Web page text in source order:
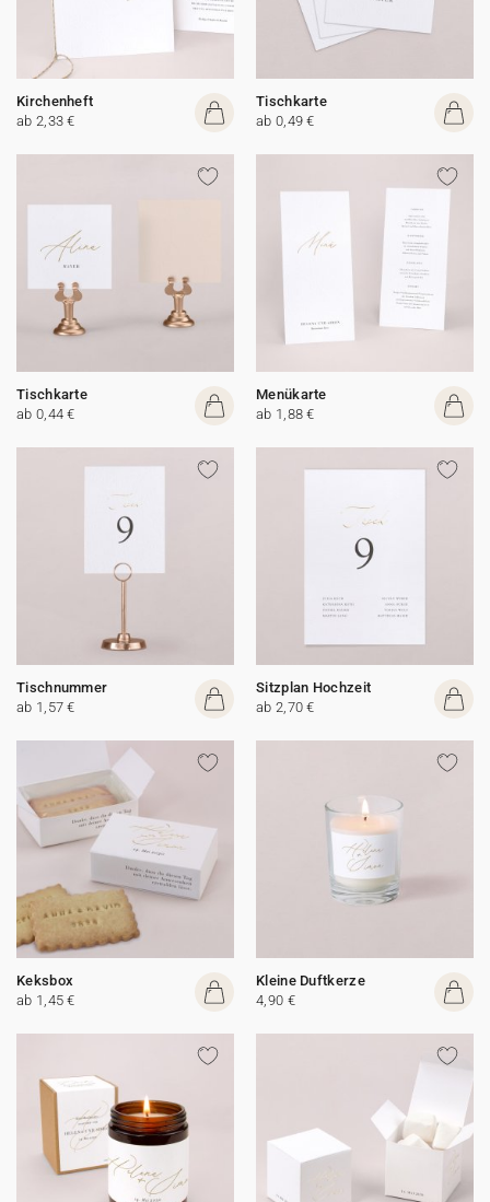
Kirchenheft
ab 2,33 €
Tischkarte
ab 0,49 €
Tischkarte
ab 0,44 €
Menükarte
ab 1,88 €
Tischnummer
ab 1,57 €
Sitzplan Hochzeit
ab 2,70 €
Keksbox
ab 1,45 €
Kleine Duftkerze
4,90 €